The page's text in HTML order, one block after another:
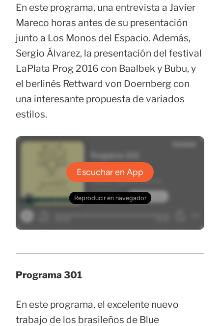
En este programa, una entrevista a Javier
Mareco horas antes de su presentación
junto a Los Monos del Espacio. Además,
Sergio Álvarez, la presentación del festival
LaPlata Prog 2016 con Baalbek y Bubu, y
el berlinés Rettward von Doernberg con
una interesante propuesta de variados
estilos.
Programa 301
En este programa, el excelente nuevo
trabajo de los brasileños de Blue